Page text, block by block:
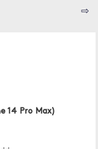
⇨
14 Pro Max)